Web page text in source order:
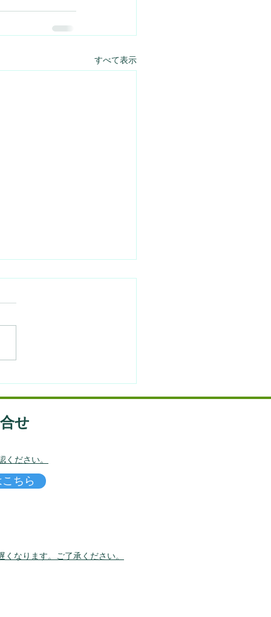
すべて表示
せ
ください。
こちら
なります。 ​ご了承ください。